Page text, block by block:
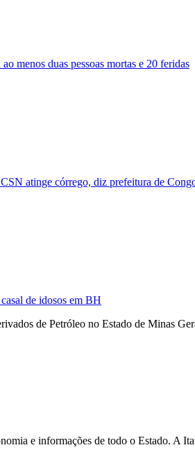
menos duas pessoas mortas e 20 feridas
atinge córrego, diz prefeitura de
de idosos em BH
de Petróleo no Estado de Minas
e informações de todo o Estado. A